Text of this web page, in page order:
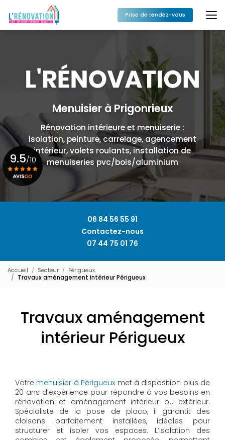
au
contenu
principal
Prise de rendez-vous
Menuisier à Prigonrieux
Rénovation intérieure et menuiserie :
isolation, peinture, carrelage, agencement
intérieur, volets roulants, installation de
menuiseries pvc/bois/aluminium
06 84 56 55 91
Contactez-nous
07 44 75 01 76
9.5/10
Accueil Secteur
Périgueux
Travaux aménagement intérieur Périgueux
Travaux aménagement
intérieur Périgueux
Votre menuisier à Périgueux met à disposition plus de
20 ans d’expérience pour répondre à vos besoins en
rénovation et aménagement intérieur ou extérieur.
Spécialiste de la pose de placo, il garantit des
cloisons parfaitement installées, idéales pour
structurer et isoler vos espaces. L’isolation des